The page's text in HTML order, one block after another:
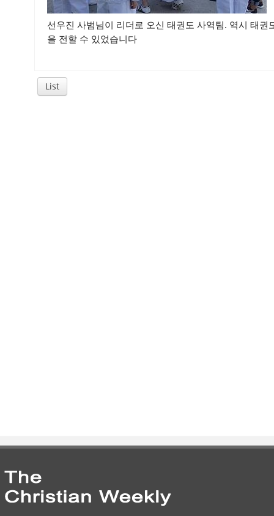
선우진 사범님이 리더로 오신 태권도 사역팀. 역시 태
을 전할 수 있었습니다
List